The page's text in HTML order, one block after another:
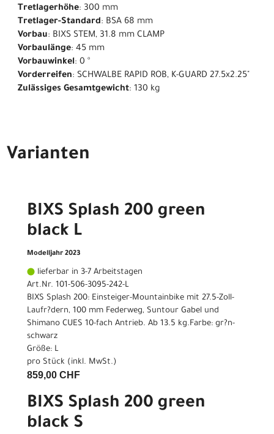
Tretlagerhöhe: 300 mm
Tretlager-Standard: BSA 68 mm
Vorbau: BIXS STEM, 31.8 mm CLAMP
Vorbaulänge: 45 mm
Vorbauwinkel: 0 °
Vorderreifen: SCHWALBE RAPID ROB, K-GUARD 27.5x2.25"
Zulässiges Gesamtgewicht: 130 kg
Varianten
BIXS Splash 200 green
black L
Modelljahr 2023
lieferbar in 3-7 Arbeitstagen
Art.Nr. 101-506-3095-242-L
BIXS Splash 200: Einsteiger-Mountainbike mit 27.5-Zoll-
Laufr?dern, 100 mm Federweg, Suntour Gabel und
Shimano CUES 10-fach Antrieb. Ab 13.5 kg.Farbe: gr?n-
schwarz
Größe: L
pro Stück (inkl. MwSt.)
859,00 CHF
BIXS Splash 200 green
black S